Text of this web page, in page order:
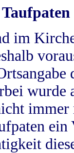
im
wurde